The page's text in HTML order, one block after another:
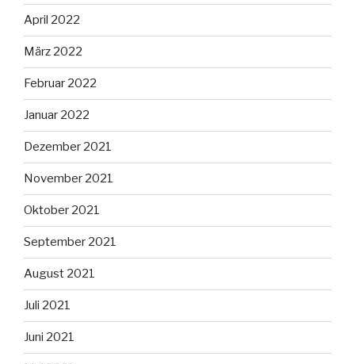
April 2022
März 2022
Februar 2022
Januar 2022
Dezember 2021
November 2021
Oktober 2021
September 2021
August 2021
Juli 2021
Juni 2021